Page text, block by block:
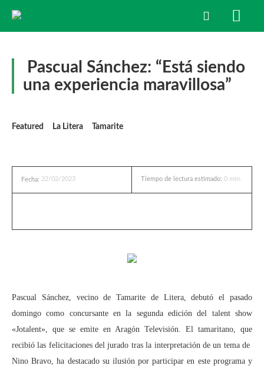
Pascual Sánchez: “Está siendo
una experiencia maravillosa”
Featured La Litera Tamarite
Fecha: 22/02/2023 Tiempo de lectura estimado: 0 min.
Pascual Sánchez, vecino de Tamarite de Litera, debutó el pasado
domingo como concursante en la segunda edición del talent show
«Jotalent», que se emite en Aragón Televisión. El tamaritano, que
recibió las felicitaciones del jurado tras la interpretación de un tema de
Nino Bravo, ha destacado su ilusión por participar en este programa y